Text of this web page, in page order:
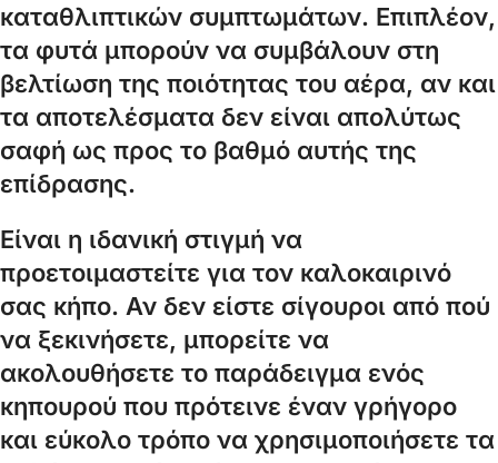
καταθλιπτικών συμπτωμάτων. Επιπλέον,
τα φυτά μπορούν να συμβάλουν στη
βελτίωση της ποιότητας του αέρα, αν και
τα αποτελέσματα δεν είναι απολύτως
σαφή ως προς το βαθμό αυτής της
επίδρασης.
Είναι η ιδανική στιγμή να
προετοιμαστείτε για τον καλοκαιρινό
σας κήπο. Αν δεν είστε σίγουροι από πού
να ξεκινήσετε, μπορείτε να
ακολουθήσετε το παράδειγμα ενός
κηπουρού που πρότεινε έναν γρήγορο
και εύκολο τρόπο να χρησιμοποιήσετε τα